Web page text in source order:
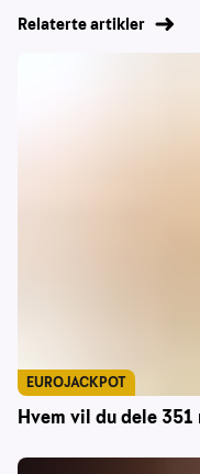
Relaterte artikler
Hvem vil du dele
EUROJACKPOT